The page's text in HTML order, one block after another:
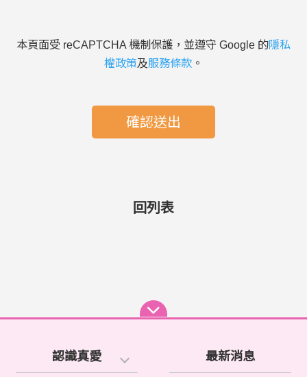
本頁面受 reCAPTCHA 機制保護，並遵守 Google 的隱私
權政策及服務條款 。
確認送出
回列表
認識真愛 最新消息